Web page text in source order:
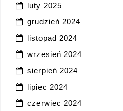
luty 2025
grudzień 2024
listopad 2024
wrzesień 2024
sierpień 2024
lipiec 2024
czerwiec 2024